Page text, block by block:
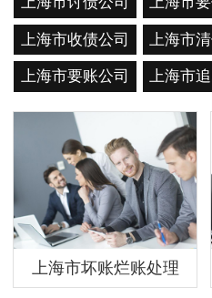
上海市收债公司 上海市
上海市要账公司 上海市
上海市坏账烂账处理